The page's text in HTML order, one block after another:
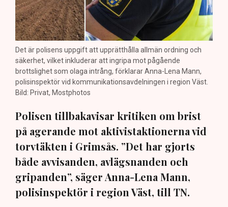
Det är polisens uppgift att upprätthålla allmän ordning och
säkerhet, vilket inkluderar att ingripa mot pågående
brottslighet som olaga intrång, förklarar Anna-Lena Mann,
polisinspektör vid kommunikationsavdelningen i region Väst.
Bild: Privat, Mostphotos
Polisen tillbakavisar kritiken om brist
på agerande mot aktivistaktionerna vid
torvtäkten i Grimsås. ”Det har gjorts
både avvisanden, avlägsnanden och
gripanden”, säger Anna-Lena Mann,
polisinspektör i region Väst, till TN.